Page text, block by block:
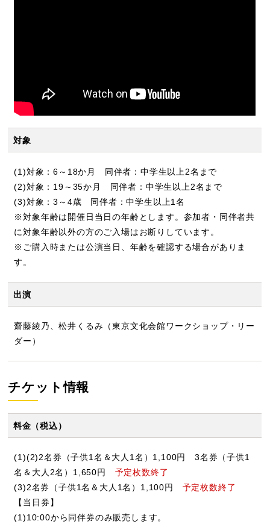
対象
(1)対象：6～18か月 同伴者：中学生以上2名まで
(2)対象：19～35か月 同伴者：中学生以上2名まで
(3)対象：3～4歳 同伴者：中学生以上1名
※対象年齢は開催日当日の年齢とします。参加者・同伴者共
に対象年齢以外の方のご入場はお断りしています。
※ご購入時または公演当日、年齢を確認する場合がありま
す。
出演
齋藤綾乃、松井くるみ（東京文化会館ワークショップ・リー
ダー）
チケット情報
料金（税込）
(1)(2)2名券（子供1名＆大人1名）1,100円 3名券（子供1
名＆大人2名）1,650円 予定枚数終了
(3)2名券（子供1名＆大人1名）1,100円 予定枚数終了
【当日券】
(1)10:00から同伴券のみ販売します。